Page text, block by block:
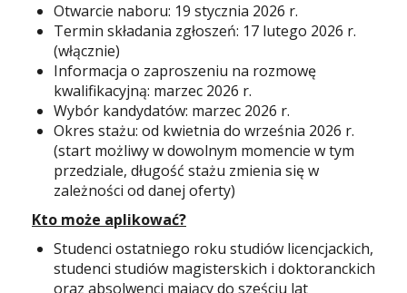
Otwarcie naboru: 19 stycznia 2026 r.
Termin składania zgłoszeń: 17 lutego 2026 r.
(włącznie)
Informacja o zaproszeniu na rozmowę
kwalifikacyjną: marzec 2026 r.
Wybór kandydatów: marzec 2026 r.
Okres stażu: od kwietnia do września 2026 r.
(start możliwy w dowolnym momencie w tym
przedziale, długość stażu zmienia się w
zależności od danej oferty)
Kto może aplikować?
Studenci ostatniego roku studiów licencjackich,
studenci studiów magisterskich i doktoranckich
oraz absolwenci mający do sześciu lat